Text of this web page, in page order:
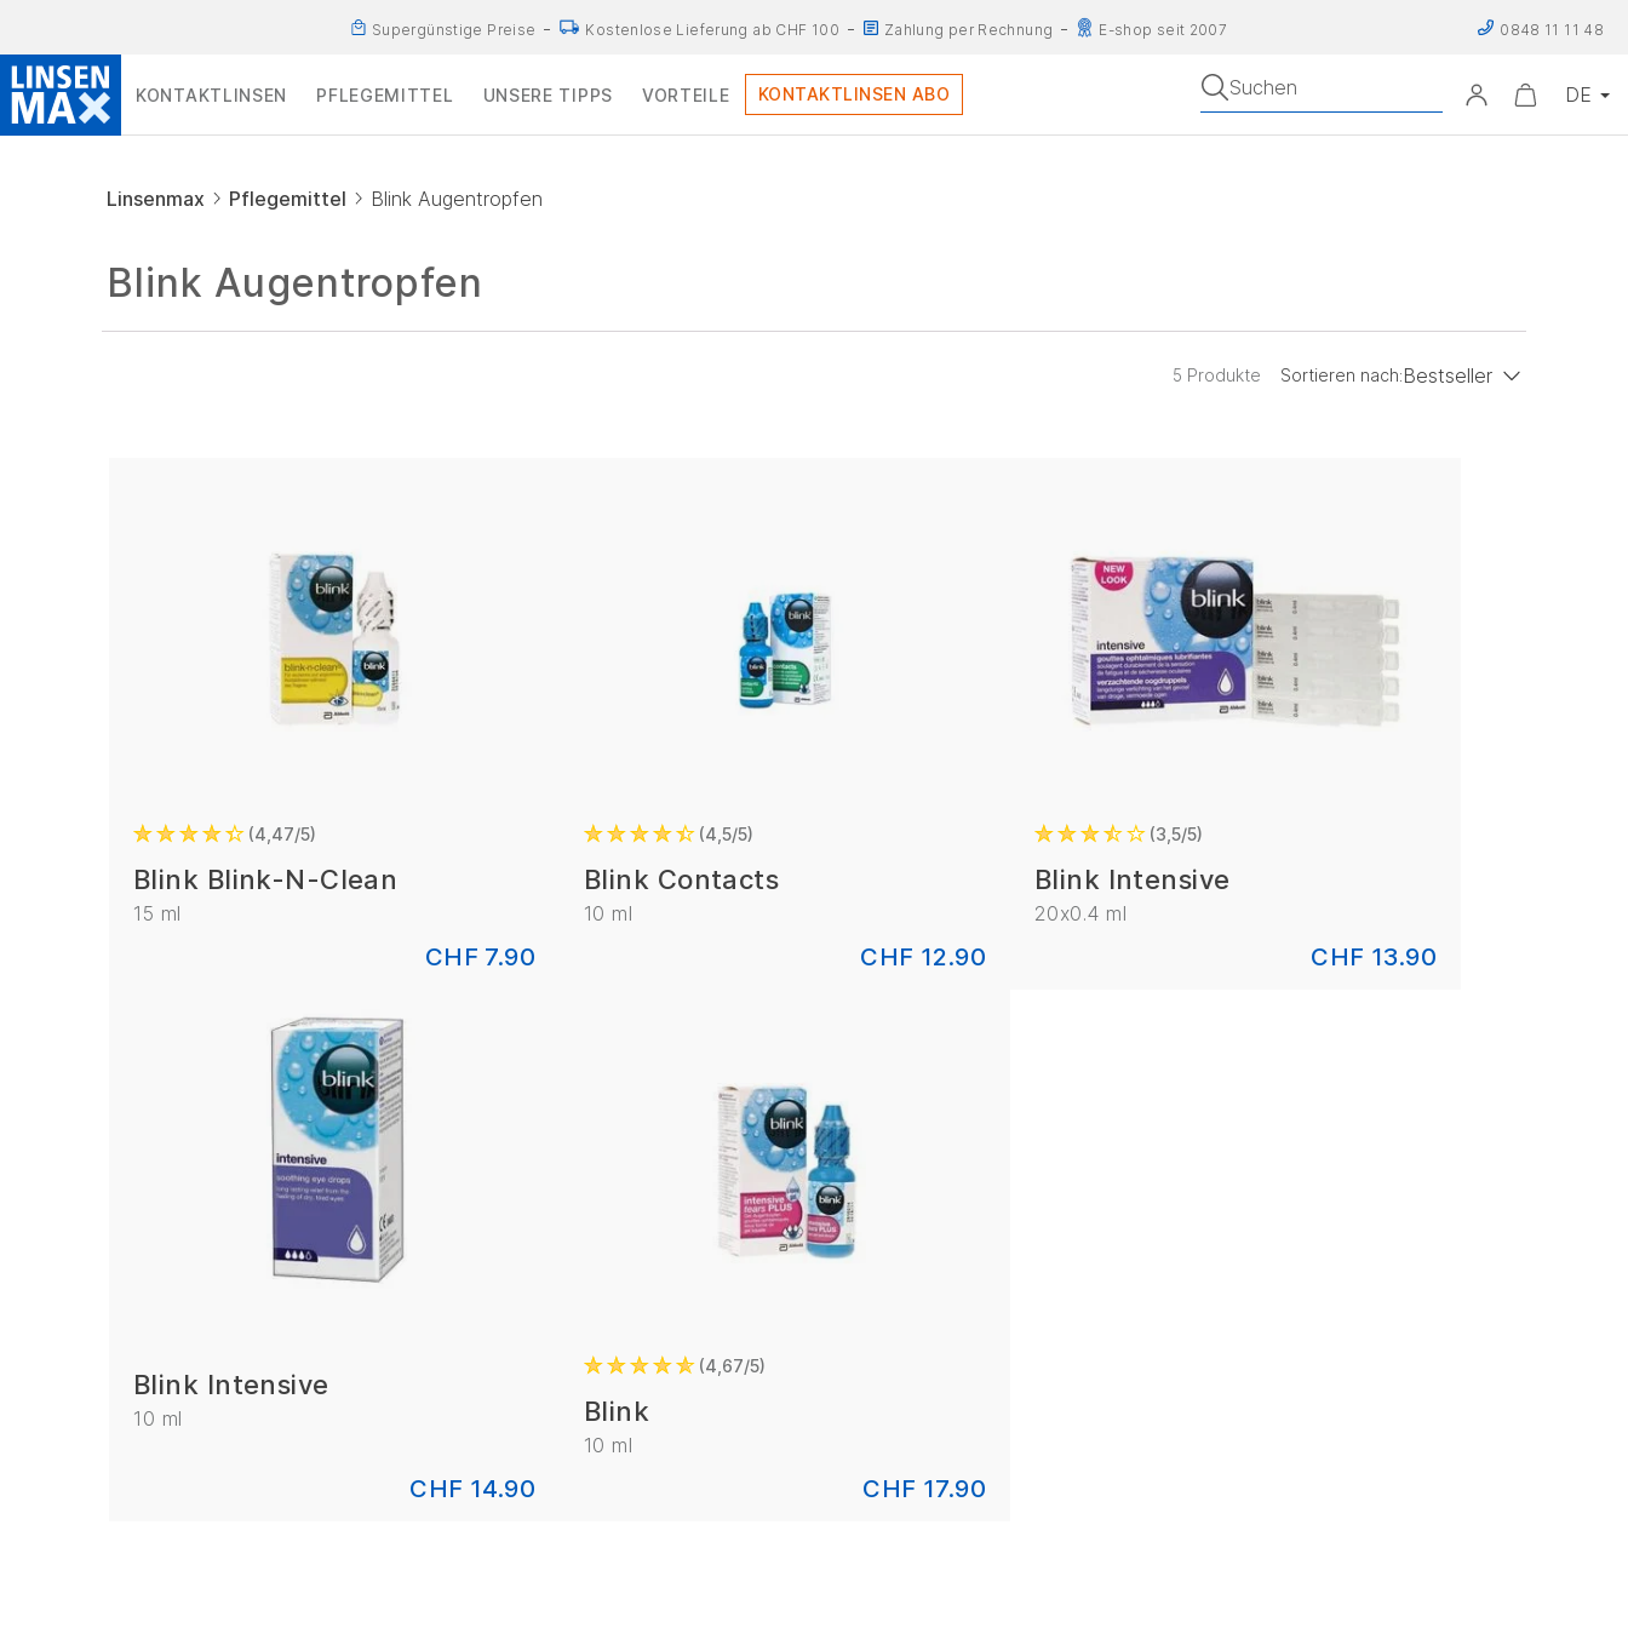
Supergünstige Preise Kostenlose Lieferung ab CHF 100 Zahlung per Rechnung E-shop seit 2007 0848 11 11 48
KONTAKTLINSEN PFLEGEMITTEL UNSERE TIPPS VORTEILE KONTAKTLINSEN ABO Suchen
Linsenmax Pflegemittel Blink Augentropfen
Blink Augentropfen
5 Produkte Sortieren nach:Bestseller
4,47/5
Blink Blink-N-Clean
15 ml
CHF 7.90
4,5/5
Blink Contacts
10 ml
CHF 12.90
3,5/5
Blink Intensive
20x0.4 ml
CHF 13.90
Blink Intensive
10 ml
CHF 14.90
4,67/5
Blink
10 ml
CHF 17.90